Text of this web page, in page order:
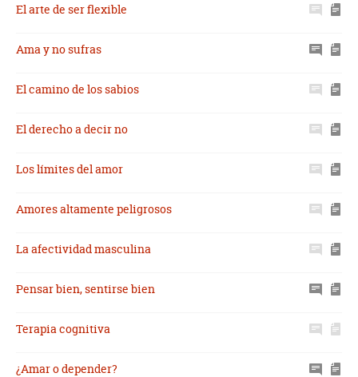
El arte de ser flexible
Ama y no sufras
El camino de los sabios
El derecho a decir no
Los límites del amor
Amores altamente peligrosos
La afectividad masculina
Pensar bien, sentirse bien
Terapia cognitiva
¿Amar o depender?